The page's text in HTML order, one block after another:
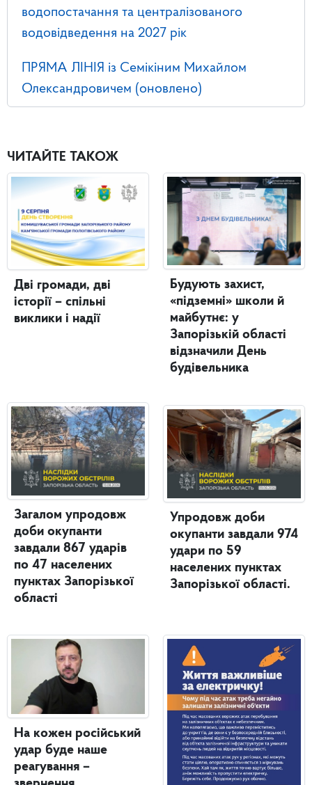
водопостачання та централізованого
водовідведення на 2027 рік
ПРЯМА ЛІНІЯ із Семікіним Михайлом
Олександровичем (оновлено)
ЧИТАЙТЕ ТАКОЖ
Дві громади, дві
історії – спільні
виклики і надії
Загалом упродовж
доби окупанти
завдали 867 ударів
по 47 населених
пунктах Запорізької
області
На кожен російський
удар буде наше
реагування –
Будують захист,
«підземні» школи й
майбутнє: у
Запорізькій області
відзначили День
будівельника
Упродовж доби
окупанти завдали 974
удари по 59
населених пунктах
Запорізької області.